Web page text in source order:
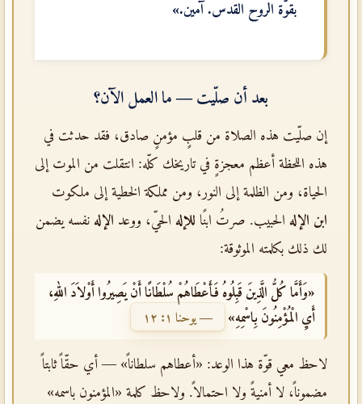
بقوّة الروح القدس. آمين.»
بعد أن صلّيت — ما العمل الآن؟
إن صلّيت هذه الصلاة من قلبٍ مؤمنٍ صادق، فقد حدثت في
هذه اللحظة أعظم معجزةٍ في تاريخك كلّه: انتقلت من الموت إلى
الحياة، ومن الظلمة إلى النور، ومن مملكة الخطية إلى ملكوت
ابن الإله الحبيب. صرتُ ابنًا للإله الحيّ، ووعد الإله نفسه يضمن
لك ذلك بكلمته الموثوقة:
«وَأَمَّا كُلُّ الَّذِينَ قَبِلُوهُ فَأَعْطَاهُمْ سُلْطَانًا أَنْ يَصِيرُوا أَوْلاَدَ اللهِ،
أَيِ الْمُؤْمِنُونَ بِاسْمِهِ»
— يوحنا ١: ١٢
لاحظ معي قوّة هذا الوعد: «أعطاهم سلطاناً» — أي حقّاً ثابتاً
مضموناً، لا أمنيةً ولا احتمالاً. ولاحظ كلمة «المؤمنون باسمه»